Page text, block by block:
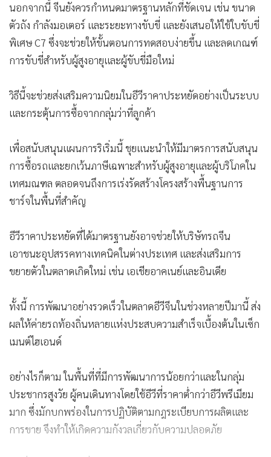
นอกจากนี้ จีนยังควรกำหนดมาตรฐานหลักที่ชัดเจน เช่น ขนาด
ตัวถัง กำลังมอเตอร์ และระยะทางขับขี่ และยังเสนอให้ใช้ใบขับขี่
พิเศษ C7 ซึ่งจะช่วยให้ขั้นตอนการทดสอบง่ายขึ้น และลดเกณฑ์
การขับขี่สำหรับผู้สูงอายุและผู้ขับขี่มือใหม่
วิธีนี้จะช่วยส่งเสริมความนิยมในอีวีราคาประหยัดอย่างเป็นระบบ
และกระตุ้นการซื้อจากกลุ่มว่าที่ลูกค้า
เพื่อสนับสนุนแผนการริเริ่มนี้ ชุยแนะนำให้มีมาตรการสนับสนุน
การซื้อรถและยกเว้นภาษีเฉพาะสำหรับผู้สูงอายุและผู้บริโภคใน
เทศมณฑล ตลอดจนถึงการเร่งรัดสร้างโครงสร้างพื้นฐานการ
ชาร์จในพื้นที่สำคัญ
อีวีราคาประหยัดที่ได้มาตรฐานยังอาจช่วยให้บริษัทรถจีน
เอาชนะอุปสรรคทางเทคนิคในต่างประเทศ และส่งเสริมการ
ขยายตัวในตลาดเกิดใหม่ เช่น เอเชียอาคเนย์และอินเดีย
ทั้งนี้ การพัฒนาอย่างรวดเร็วในตลาดอีวีจีนในช่วงหลายปีมานี้ ส่ง
ผลให้ค่ายรถท้องถิ่นหลายแห่งประสบความสำเร็จเบื้องต้นในเซ็ก
เมนต์ไฮเอนด์
อย่างไรก็ตาม ในพื้นที่ที่มีการพัฒนาการน้อยกว่าและในกลุ่ม
ประชากรสูงวัย ผู้คนเดินทางโดยใช้อีวีที่ราคาต่ำกว่าอีวีพรีเมียม
มาก ซึ่งมักบกพร่องในการปฏิบัติตามกฎระเบียบการผลิตและ
การขาย จึงทำให้เกิดความกังวลเกี่ยวกับความปลอดภัย